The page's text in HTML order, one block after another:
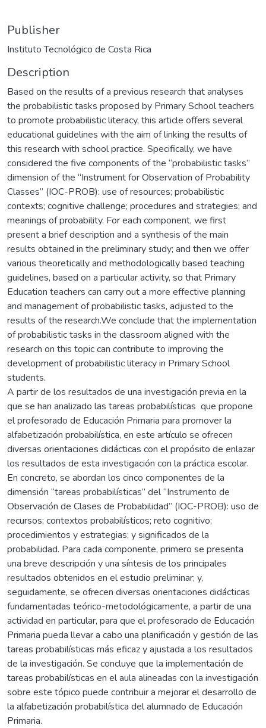
Publisher
Instituto Tecnológico de Costa Rica
Description
Based on the results of a previous research that analyses
the probabilistic tasks proposed by Primary School teachers
to promote probabilistic literacy, this article offers several
educational guidelines with the aim of linking the results of
this research with school practice. Specifically, we have
considered the five components of the “probabilistic tasks”
dimension of the “Instrument for Observation of Probability
Classes” (IOC-PROB): use of resources; probabilistic
contexts; cognitive challenge; procedures and strategies; and
meanings of probability. For each component, we first
present a brief description and a synthesis of the main
results obtained in the preliminary study; and then we offer
various theoretically and methodologically based teaching
guidelines, based on a particular activity, so that Primary
Education teachers can carry out a more effective planning
and management of probabilistic tasks, adjusted to the
results of the research.We conclude that the implementation
of probabilistic tasks in the classroom aligned with the
research on this topic can contribute to improving the
development of probabilistic literacy in Primary School
students.
A partir de los resultados de una investigación previa en la
que se han analizado las tareas probabilísticas que propone
el profesorado de Educación Primaria para promover la
alfabetización probabilística, en este artículo se ofrecen
diversas orientaciones didácticas con el propósito de enlazar
los resultados de esta investigación con la práctica escolar.
En concreto, se abordan los cinco componentes de la
dimensión “tareas probabilísticas” del “Instrumento de
Observación de Clases de Probabilidad” (IOC-PROB): uso de
recursos; contextos probabilísticos; reto cognitivo;
procedimientos y estrategias; y significados de la
probabilidad. Para cada componente, primero se presenta
una breve descripción y una síntesis de los principales
resultados obtenidos en el estudio preliminar; y,
seguidamente, se ofrecen diversas orientaciones didácticas
fundamentadas teórico-metodológicamente, a partir de una
actividad en particular, para que el profesorado de Educación
Primaria pueda llevar a cabo una planificación y gestión de las
tareas probabilísticas más eficaz y ajustada a los resultados
de la investigación. Se concluye que la implementación de
tareas probabilísticas en el aula alineadas con la investigación
sobre este tópico puede contribuir a mejorar el desarrollo de
la alfabetización probabilística del alumnado de Educación
Primaria.